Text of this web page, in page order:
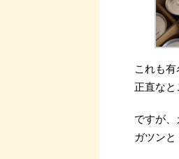
これも
正直な
ですが
ガツンと